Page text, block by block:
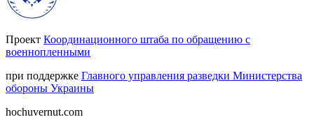
Проект Координационного штаба по обращению с
военнопленными
при поддержке Главного управления разведки Министерства
обороны Украины
hochuvernut.com